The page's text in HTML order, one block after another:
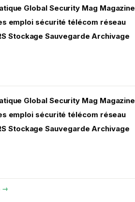
Global Security Mag Magazine
emploi sécurité télécom réseau
Stockage Sauvegarde Archivage
Global Security Mag Magazine
emploi sécurité télécom réseau
Stockage Sauvegarde Archivage
→